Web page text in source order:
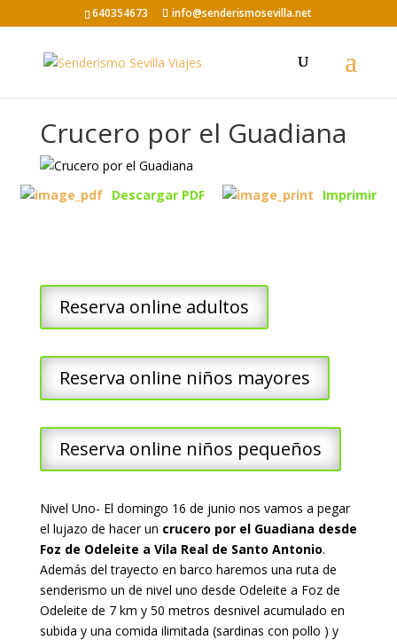
640354673 info@senderismosevilla.net
Crucero por el Guadiana
Descargar PDF Imprimir
Reserva online adultos
Reserva online niños mayores
Reserva online niños pequeños
Nivel Uno- El domingo 16 de junio nos vamos a pegar
el lujazo de hacer un crucero por el Guadiana desde
Foz de Odeleite a Vila Real de Santo Antonio.
Además del trayecto en barco haremos una ruta de
senderismo un de nivel uno desde Odeleite a Foz de
Odeleite de 7 km y 50 metros desnivel acumulado en
subida y una comida ilimitada (sardinas con pollo ) y